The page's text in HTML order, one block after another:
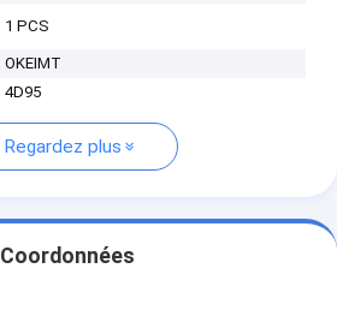
1 PCS
OKEIMT
4D95
Regardez plus
Coordonnées